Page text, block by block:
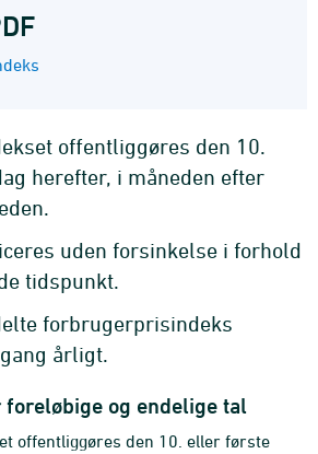
offentliggøres den 10.
herefter, i måneden efter
uden forsinkelse i forhold
tidspunkt.
forbrugerprisindeks
årligt.
og endelige tal
offentliggøres den 10. eller første